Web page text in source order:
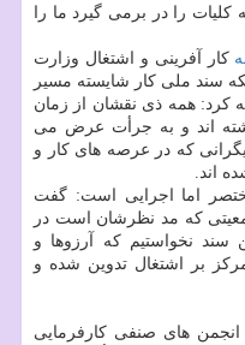
را در برمی گیرد ما را
كار آفرینی و اشتغال وزارت
سند ملی كار شایسته مسیر
كرد: همه ذی نقشان از زمان
اند و به جرأت عرض می
كه در عرصه های كار و
اند.
اما اجرایی است: گفت
كه مد نظرشان است در
سند نخواستیم كه آرزوها و
بر اشتغال تدوین شده و
انجمن های صنفی كارفرمایی